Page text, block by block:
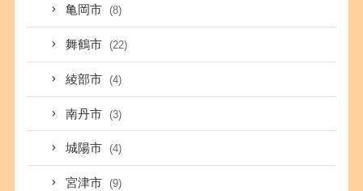
亀岡市 (8)
舞鶴市 (22)
綾部市 (4)
南丹市 (3)
城陽市 (4)
宮津市 (9)